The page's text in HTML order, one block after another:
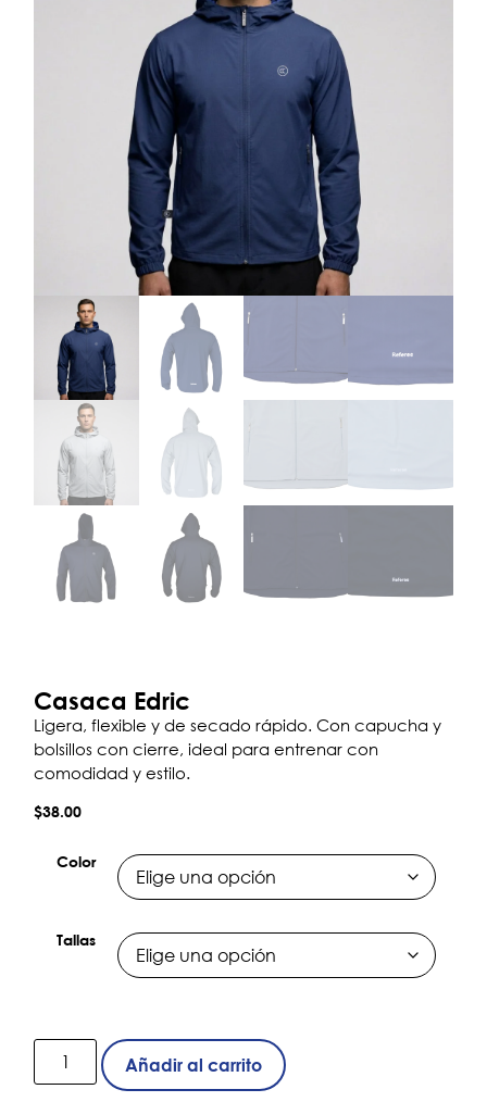
Casaca Edric
Ligera, flexible y de secado rápido. Con capucha y
bolsillos con cierre, ideal para entrenar con
comodidad y estilo.
$38.00
Color
Tallas
Añadir al carrito